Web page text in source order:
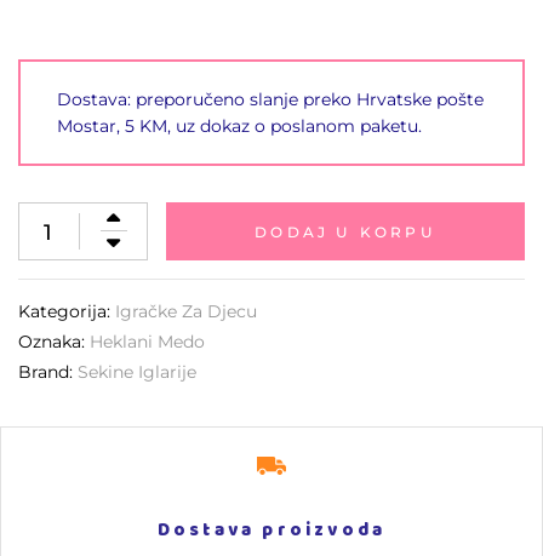
Dostava: preporučeno slanje preko Hrvatske pošte
Mostar, 5 KM, uz dokaz o poslanom paketu.
DODAJ U KORPU
Kategorija: Igračke Za Djecu
Oznaka: Heklani Medo
Brand: Sekine Iglarije
Dostava proizvoda